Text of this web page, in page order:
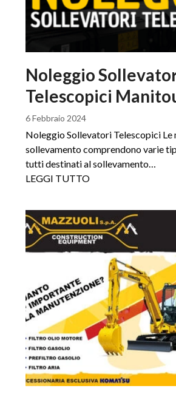
Noleggio
Telescopici
6 Febbraio 2024
Noleggio Sollevatori Telescopici Le
sollevamento comprendono varie
tutti destinati al sollevamento…
LEGGI TUTTO